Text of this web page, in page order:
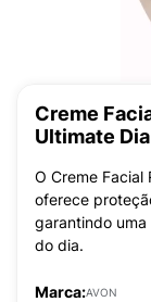
Creme
Ultimate
O Creme Facial
oferece
garantindo
do dia.
Marca:AVON